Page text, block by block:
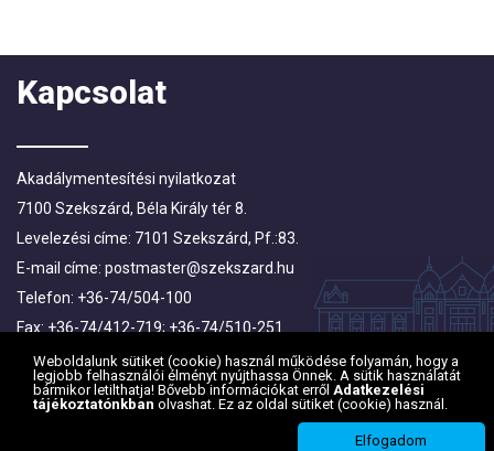
Weboldalunk sütiket (cookie) használ működése folyamán, hogy a
legjobb felhasználói élményt nyújthassa Önnek. A sütik használatát
bármikor letilthatja! Bővebb információkat erről Adatkezelési
tájékoztatónkban olvashat. Ez az oldal sütiket (cookie) használ.
Elfogadom
Kapcsolat
Akadálymentesítési nyilatkozat
7100 Szekszárd, Béla Király tér 8.
Levelezési címe: 7101 Szekszárd, Pf.:83.
E-mail címe: postmaster@szekszard.hu
Telefon: +36-74/504-100
Fax: +36-74/412-719; +36-74/510-251